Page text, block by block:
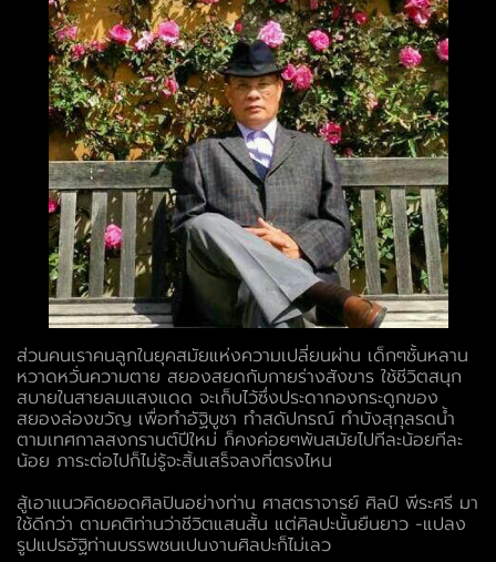
ส่วนคนเราคนลูกในยุคสมัยแห่งความเปลี่ยนผ่าน เด็กๆชั้นหลาน
หวาดหวั่นความตาย สยองสยดกับกายร่างสังขาร ใช้ชีวิตสนุก
สบายในสายลมแสงแดด จะเก็บไว้ซึ่งประดากองกระดูกของ
สยองล่องขวัญ เพื่อทำอัฐิบูชา ทำสดัปกรณ์ ทำบังสุกุลรดน้ำ
ตามเทศกาลสงกรานต์ปีใหม่ ก็คงค่อยๆพ้นสมัยไปทีละน้อยทีละ
น้อย ภาระต่อไปก็ไม่รู้จะสิ้นเสร็จลงที่ตรงไหน
สู้เอาแนวคิดยอดศิลปินอย่างท่าน ศาสตราจารย์ ศิลป์ พีระศรี มา
ใช้ดีกว่า ตามคติท่านว่าชีวิตแสนสั้น แต่ศิลปะนั้นยืนยาว -แปลง
รูปแปรอัฐิท่านบรรพชนเปนงานศิลปะก็ไม่เลว